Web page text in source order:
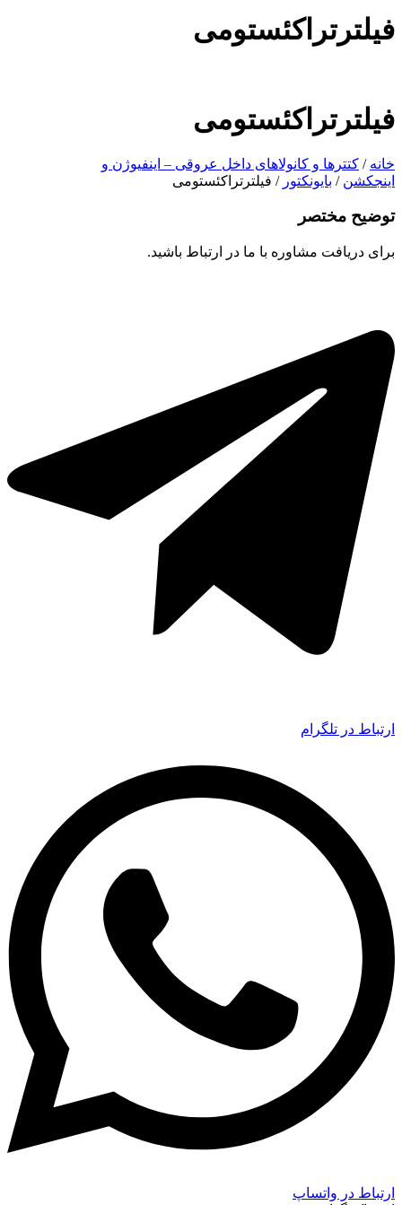
فیلترتراکئستومی
فیلترتراکئستومی
خانه / کتترها و کانولاهای داخل عروقی – اینفیوژن و
اینجکشن / بایونکتور / فیلترتراکئستومی
توضیح مختصر
برای دریافت مشاوره با ما در ارتباط باشید.
ارتباط در تلگرام
ارتباط در واتساپ